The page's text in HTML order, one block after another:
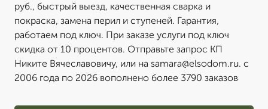
руб., быстрый выезд, качественная сварка и
покраска, замена перил и ступеней. Гарантия,
работаем под ключ. При заказе услуги под ключ
скидка от 10 процентов. Отправьте запрос КП
Никите Вячеславовичу, или на samara@elsodom.ru. с
2006 года по 2026 вополнено более 3790 заказов